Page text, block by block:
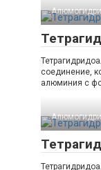
соединение,
алюминия с